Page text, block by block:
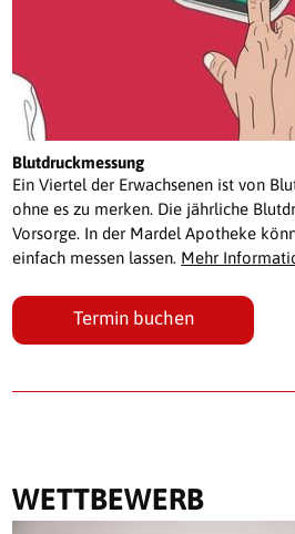
Blutdruckmessung
Ein Viertel der Erwachsenen ist von
ohne es zu merken. Die jährliche
Vorsorge. In der Mardel Apotheke
einfach messen lassen. Mehr
Termin buchen
WETTBEWERB